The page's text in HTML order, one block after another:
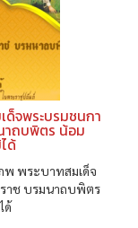
ด็จพระบรมชนกา
าถบพิตร น้อม
ด้
พระบาทสมเด็จ
าช บรมนาถบพิตร
ด้